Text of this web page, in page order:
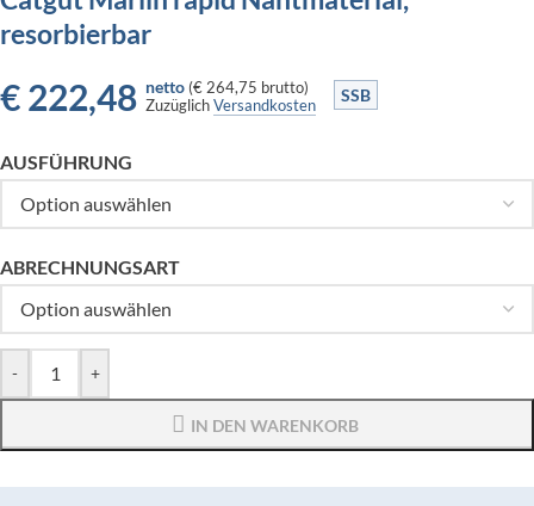
resorbierbar
€222,48 netto (€ 264,75 brutto)
ZuzüglichVersandkosten SSB
AUSFÜHRUNG
ABRECHNUNGSART
- +
IN DEN WARENKORB